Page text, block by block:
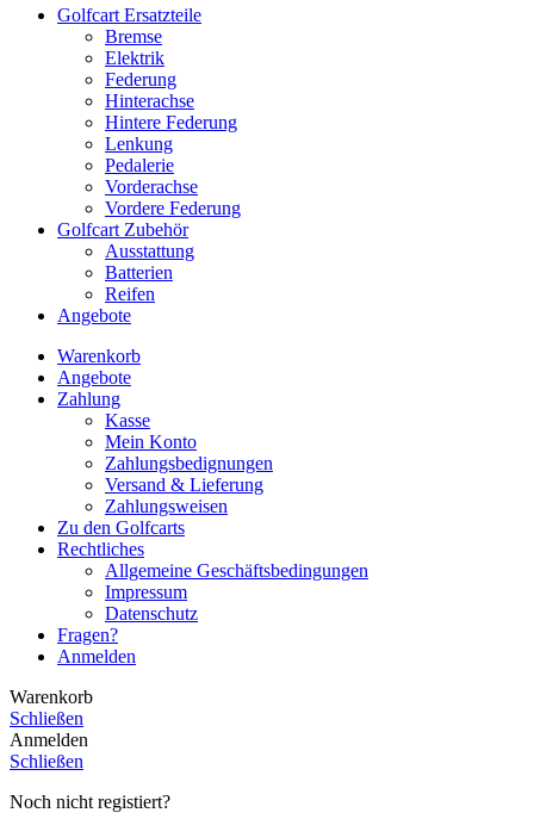
Golfcart Ersatzteile
Bremse
Elektrik
Federung
Hinterachse
Hintere Federung
Lenkung
Pedalerie
Vorderachse
Vordere Federung
Golfcart Zubehör
Ausstattung
Batterien
Reifen
Angebote
Warenkorb
Angebote
Zahlung
Kasse
Mein Konto
Zahlungsbedignungen
Versand & Lieferung
Zahlungsweisen
Zu den Golfcarts
Rechtliches
Allgemeine Geschäftsbedingungen
Impressum
Datenschutz
Fragen?
Anmelden
Warenkorb
Schließen
Anmelden
Schließen
Noch nicht registiert?